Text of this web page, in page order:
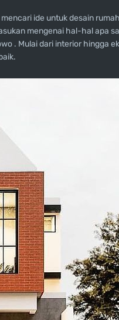
ide untuk desain
mengenai hal-hal apa
. Mulai dari interior hingga